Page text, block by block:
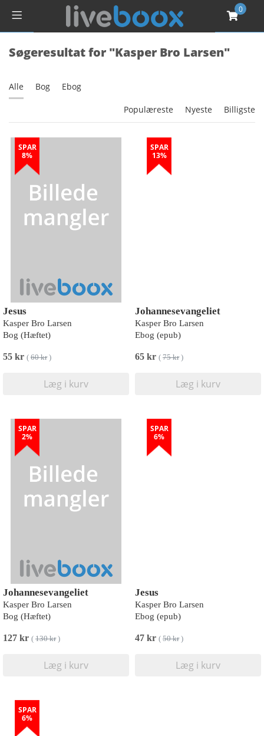
0
Søgeresultat for "Kasper Bro Larsen"
Alle Bog Ebog
Populæreste Nyeste Billigste
SPAR
8%
Jesus
Kasper Bro Larsen
Bog (Hæftet)
55 kr ( 60 kr)
Læg i kurv
SPAR
13%
Johannesevangeliet
Kasper Bro Larsen
Ebog (epub)
65 kr ( 75 kr)
Læg i kurv
SPAR
2%
Johannesevangeliet
Kasper Bro Larsen
Bog (Hæftet)
127 kr ( 130 kr)
Læg i kurv
SPAR
6%
Jesus
Kasper Bro Larsen
Ebog (epub)
47 kr ( 50 kr)
Læg i kurv
SPAR
6%